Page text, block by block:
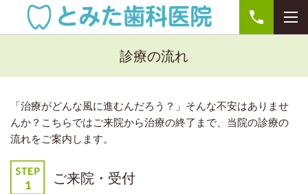
診療の流れ
「治療がどんな風に進むんだろう？」そんな不安はありませ
んか？ こちらではご来院から治療の終了まで、当院の診療の
流れをご案内します。
ご来院・受付